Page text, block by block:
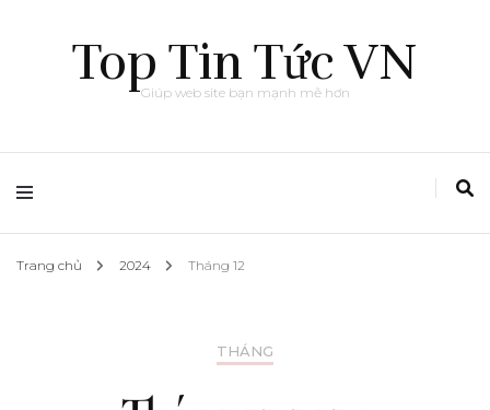
Top Tin Tức VN
Giúp web site bạn mạnh mẽ hơn
Trang chủ 2024 Tháng 12
THÁNG